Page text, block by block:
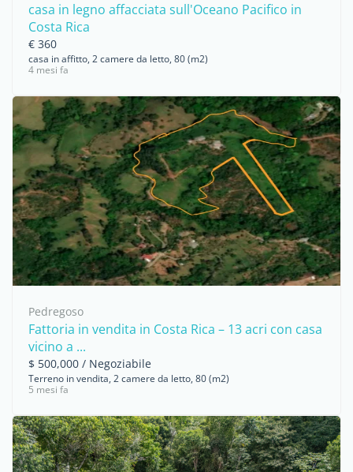
casa in legno affacciata sull'Oceano Pacifico in
Costa Rica
€ 360
casa in affitto, 2 camere da letto, 80 (m2)
4 mesi fa
Pedregoso
Fattoria in vendita in Costa Rica – 13 acri con casa
vicino a ...
$ 500,000 / Negoziabile
Terreno in vendita, 2 camere da letto, 80 (m2)
5 mesi fa